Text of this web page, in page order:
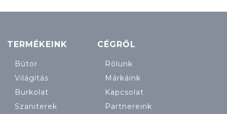
TERMÉKEINK
Bútor
Világítás
Burkolat
Szaniterek
CÉGRŐL
Rólunk
Márkáink
Kapcsolat
Partnereink